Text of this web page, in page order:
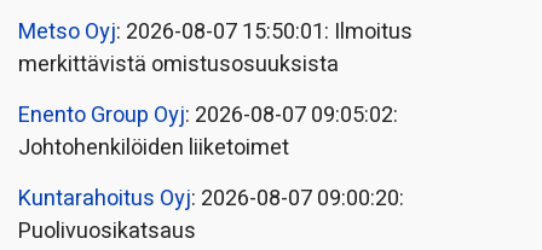
Metso Oyj: 2026-08-07 15:50:01: Ilmoitus
merkittävistä omistusosuuksista
Enento Group Oyj: 2026-08-07 09:05:02:
Johtohenkilöiden liiketoimet
Kuntarahoitus Oyj: 2026-08-07 09:00:20:
Puolivuosikatsaus